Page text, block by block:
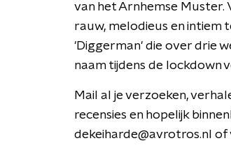
van het Arnhemse Muster.
rauw, melodieus en intiem
'Diggerman' die over drie
naam tijdens de lockdown
Mail al je verzoeken,
recensies en hopelijk
dekeiharde@avrotros.nl of